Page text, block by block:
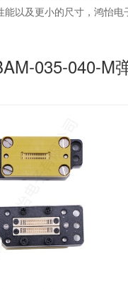
以及更小的尺寸，鸿怡
035-040-M